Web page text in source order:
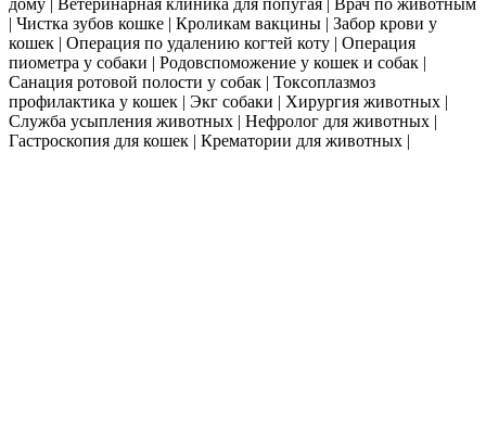
дому | Ветеринарная клиника для попугая | Врач по животным
| Чистка зубов кошке | Кроликам вакцины | Забор крови у
кошек | Операция по удалению когтей коту | Операция
пиометра у собаки | Родовспоможение у кошек и собак |
Санация ротовой полости у собак | Токсоплазмоз
профилактика у кошек | Экг собаки | Хирургия животных |
Служба усыпления животных | Нефролог для животных |
Гастроскопия для кошек | Крематории для животных |